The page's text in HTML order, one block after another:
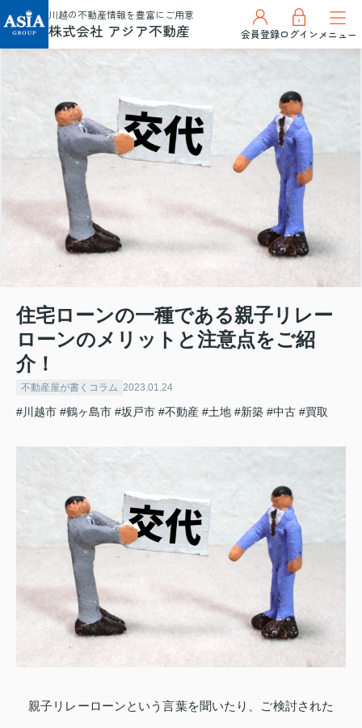
川越の不動産情報を豊富にご用意
株式会社 アジア不動産 会員登録ログインメニュー
住宅ローンの一種である親子リレー
ローンのメリットと注意点をご紹
介！
不動産屋が書くコラム 2023.01.24
#川越市 #鶴ヶ島市 #坂戸市 #不動産 #土地 #新築 #中古 #買取
親子リレーローンという言葉を聞いたり、ご検討された